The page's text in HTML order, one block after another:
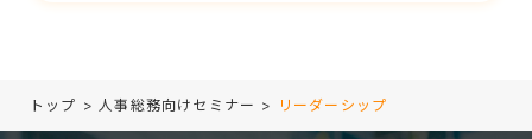
トップ >人事総務向けセミナー > リーダーシップ